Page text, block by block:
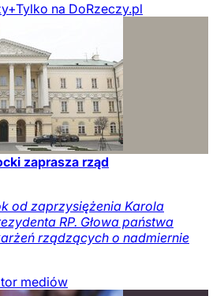
Tylko na DoRzeczy.pl
zaprasza rząd
od zaprzysiężenia Karola
RP. Głowa państwa
rządzących o nadmiernie
mediów